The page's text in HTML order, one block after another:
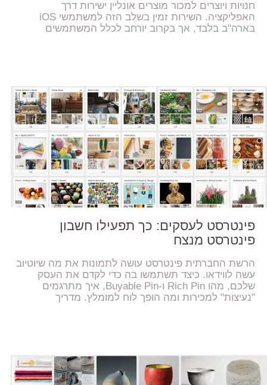
חנויות ויוצרים למכור מוצרים אונליין ישירות דרך
האפליקציה. השירות זמין בשלב הזה למשתמשי iOS
בארה"ב בלבד, אך בקרוב יורחב לכלל המשתמשים
פינטרסט לעסקים: כך תפעילו חשבון
פינטרסט מנצח
הרשת החברתית פינטרסט עושה לתמונות את מה שיוטיוב
עשה לווידאו. כיצד תשתמשו בה כדי לקדם את העסק
שלכם, מהו Rich Pin ו-Buyable Pin, איך מתרגמים
"נעיצות" למכירות ומה הופך לוח למומלץ. מדריך